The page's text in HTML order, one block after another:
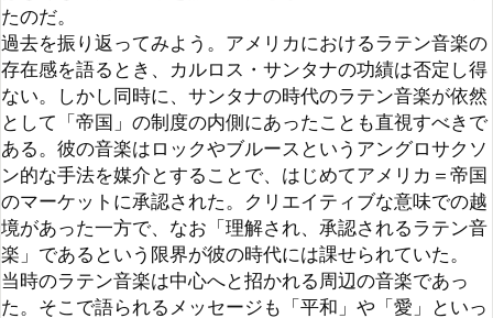
ある。彼の音楽はロックやブルースというアングロサクソ
ン的な手法を媒介とすることで、はじめてアメリカ＝帝国
のマーケットに承認された。クリエイティブな意味での越
境があった一方で、なお「理解され、承認されるラテン音
楽」であるという限界が彼の時代には課せられていた。
当時のラテン音楽は中心へと招かれる周辺の音楽であっ
た。そこで語られるメッセージも「平和」や「愛」といっ
た普遍的で抽象度の高い人道主義に収斂していた。それは
それで重要な理念ではあるが、帝国の秩序そのものを揺る
がすものではない。ラテンアメリカを自らの「裏庭」と見
なしてきたモンロー主義的な世界観と共存可能な穏当さを
持つ、微温なメッセージであった。
『De Vuelta Pa’ La Vuelta』においてマーク・アンソニー